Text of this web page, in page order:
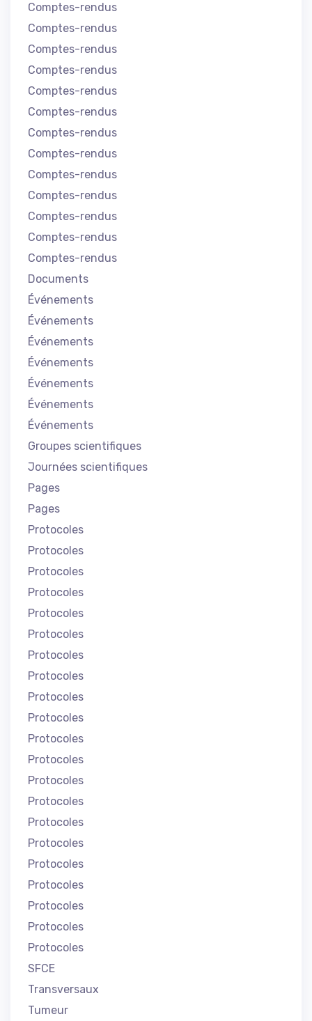
Comptes-rendus
Comptes-rendus
Comptes-rendus
Comptes-rendus
Comptes-rendus
Comptes-rendus
Comptes-rendus
Comptes-rendus
Comptes-rendus
Comptes-rendus
Comptes-rendus
Comptes-rendus
Comptes-rendus
Documents
Événements
Événements
Événements
Événements
Événements
Événements
Événements
Groupes scientifiques
Journées scientifiques
Pages
Pages
Protocoles
Protocoles
Protocoles
Protocoles
Protocoles
Protocoles
Protocoles
Protocoles
Protocoles
Protocoles
Protocoles
Protocoles
Protocoles
Protocoles
Protocoles
Protocoles
Protocoles
Protocoles
Protocoles
Protocoles
Protocoles
SFCE
Transversaux
Tumeur